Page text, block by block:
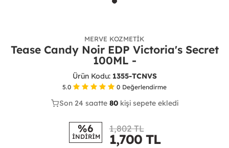
MERVE KOZMETIK
Tease Candy Noir EDP Victoria's Secret
100ML -
Ürün Kodu: 1355-TCNVS
5.0 0 Değerlendirme
40
Son 24 saatte 80kişi sepete ekledi
Son 24 saatte34kişi satın aldı
%6
İNDİRİM
1,802 TL
1,700TL